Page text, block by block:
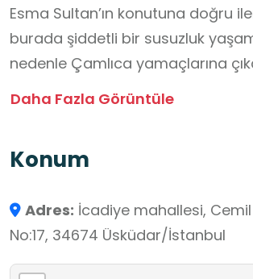
Esma Sultan’ın konutuna doğru
burada şiddetli bir susuzluk
nedenle Çamlıca yamaçlarına
rahatça su bulabilmesi amacıyla
arasında "Kuru Çeşme" diye söz
Çeşme, üzerindeki kitabe ve
unsurlarıyla dönemin estetik
kültürünün gündelik yaşam
Daha Fazla Görüntüle
Konum
Adres: İcadiye mahallesi, Cemil
No:17, 34674 Üsküdar/İstanbul